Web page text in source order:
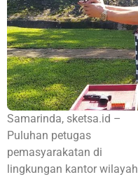
Samarinda, sketsa.id –
Puluhan petugas
pemasyarakatan di
lingkungan kantor wilayah